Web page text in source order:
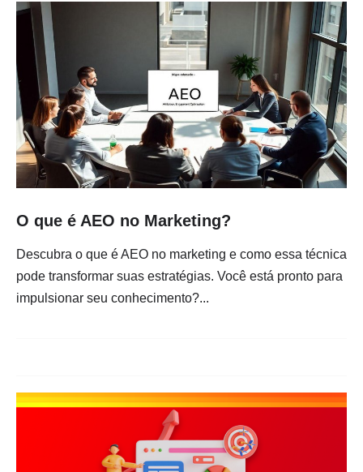
O que é AEO no Marketing?
Descubra o que é AEO no marketing e como essa técnica
pode transformar suas estratégias. Você está pronto para
impulsionar seu conhecimento?...